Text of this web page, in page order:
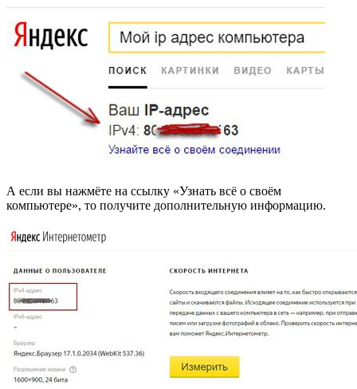
А если вы нажмёте на ссылку «Узнать всё о своём
компьютере», то получите дополнительную информацию.